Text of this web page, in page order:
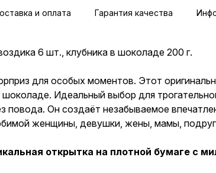
и оплата Гарантия качества
6 шт., клубника в шоколаде 200 г.
для особых моментов. Этот
Идеальный выбор для
Он создаёт незабываемое
женщины, девушки, жены, мамы,
открытка на плотной бумаге с